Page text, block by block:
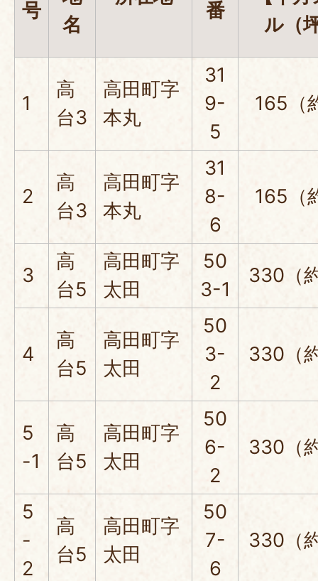
号
名
番
ル（
1
高
台3
高田町字
本丸
31
9-
5
165（
2
高
台3
高田町字
本丸
31
8-
6
165（
3
高
台5
高田町字
太田
50
3-1
330（
4
高
台5
高田町字
太田
50
3-
2
330（
5
-1
高
台5
高田町字
太田
50
6-
2
330（
5
-
2
高
台5
高田町字
太田
50
7-
6
330（